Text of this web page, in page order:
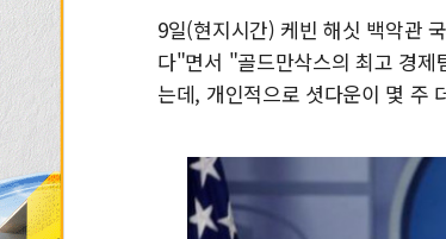
9일(현지시간) 케빈 해싯 백악관
다"면서 "골드만삭스의 최고 경제
는데, 개인적으로 셧다운이 몇 주